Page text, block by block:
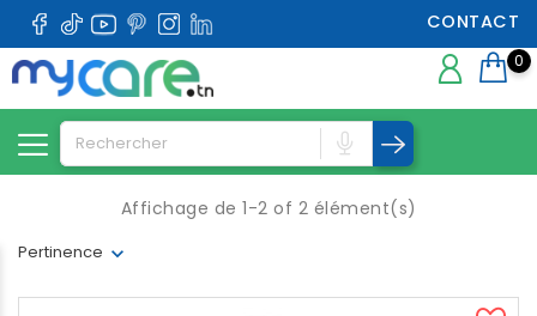
CONTACT
0
Pertinence
Affichage de 1-2 of 2 élément(s)